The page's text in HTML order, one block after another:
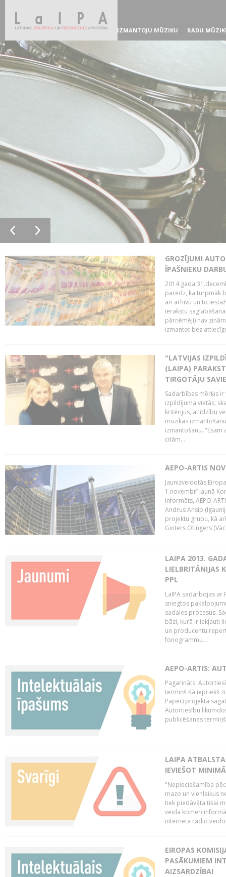
IZMANTOJU MŪZIKU RADU
GROZĪJUMI
ĪPAŠNIEKU
2014.gada
paredz, ka turpmāk
arī arhīvu un to
ierakstu
pārņēmēji) nav
izmantot bez
"LATVIJAS
(LAIPA)
TIRGOTĀJU
Sadarbības mērķis
izpildījuma vietās,
kritērijus, atlīdzību
mūzikas
izmantošanu.
citām...
AEPO-ARTIS
Jaunizveidotās
1.novembrī jaunā
informēts, AEPO-
Andrus Ansip
projektu grupu, kā
Ginters Otingers
LAIPA 2013.
LIELBRITĀNIJAS
PPL
LaIPA sadarbojas
sniegtos
sadales procesus.
bāzi, kurā ir iekļauti
un producentu
fonogrammu...
AEPO-ARTIS:
Pagarināts
termiņš Kā iepriekš
Paper) projekta
Autortiesību
publicēšanas
LAIPA
IEVIEŠOT
"Nepieciešamība
mazo un vienlaikus
tiek piedāvāta tikai
veida
interneta radio
EIROPAS
PASĀKUMIEM
AIZSARDZĪBAI